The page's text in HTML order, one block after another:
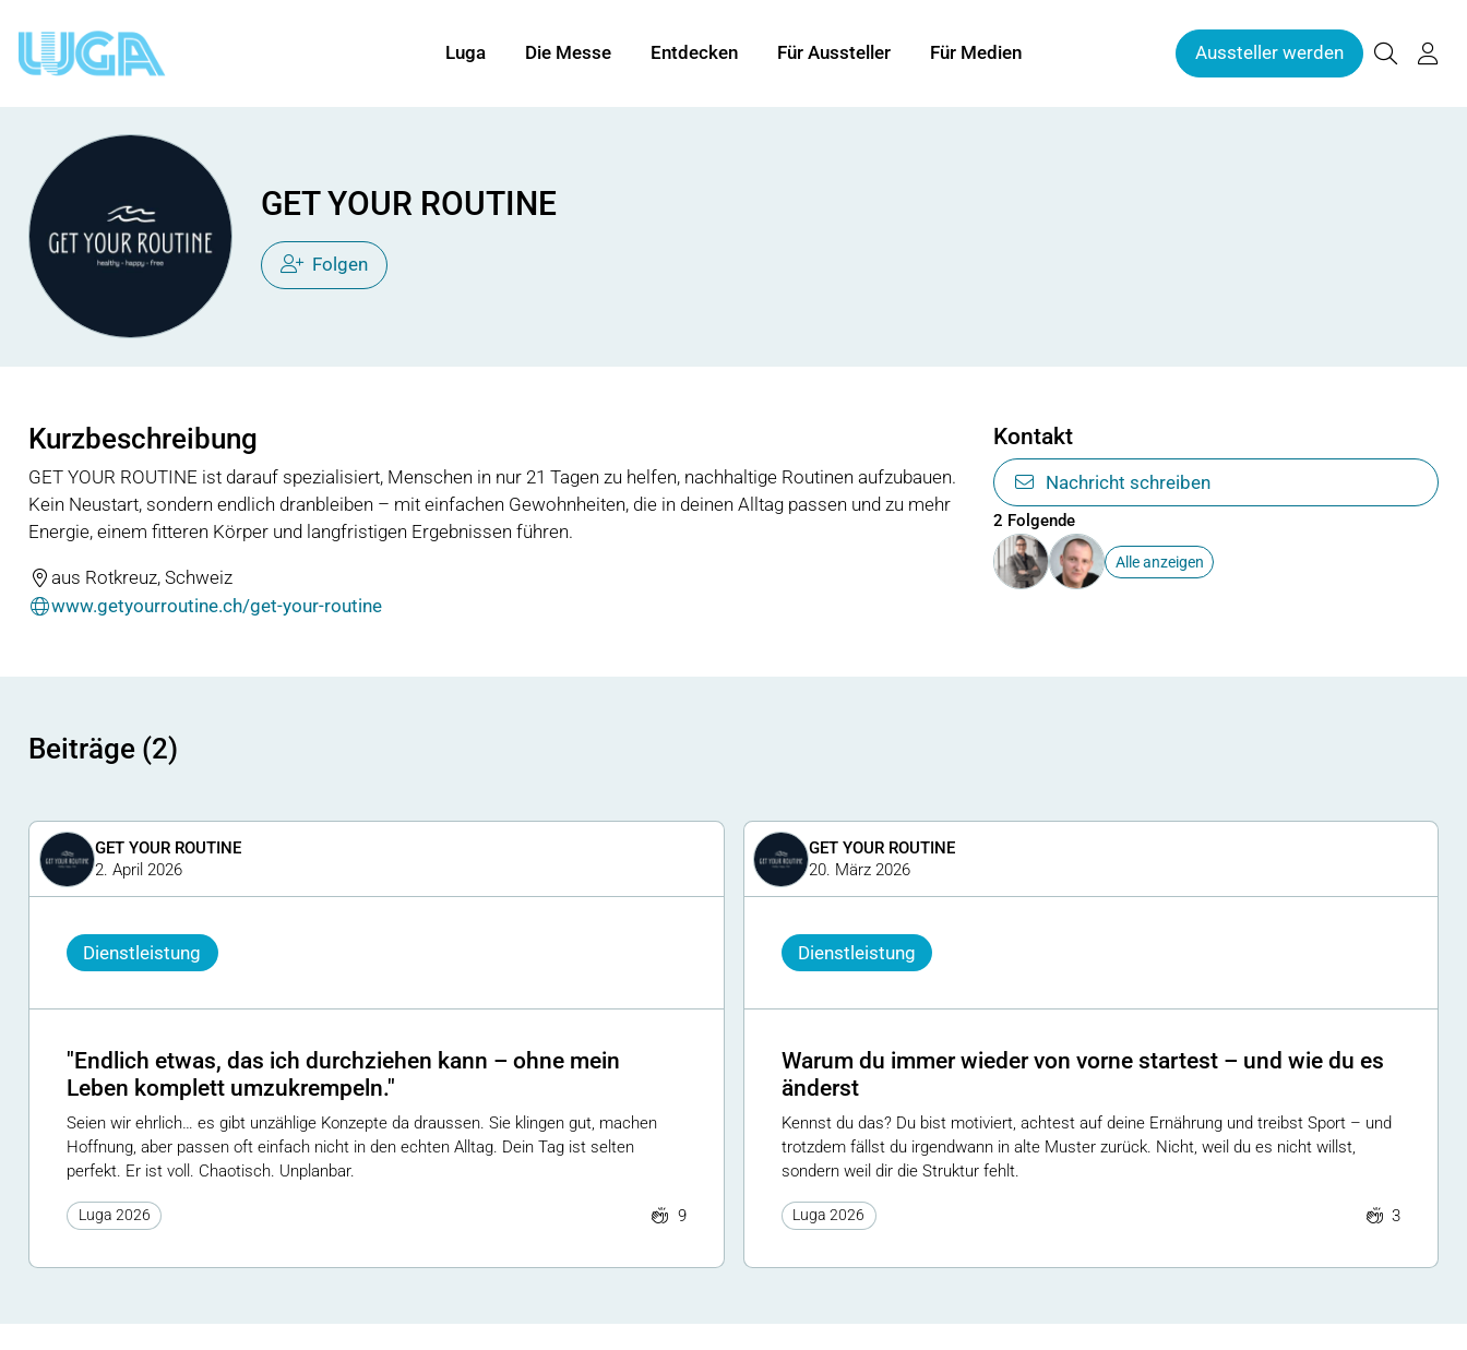
Luga Die Messe Entdecken Für Aussteller Für Medien Aussteller werden
GET YOUR ROUTINE
Folgen
Kurzbeschreibung
GET YOUR ROUTINE ist darauf spezialisiert, Menschen in nur 21 Tagen zu helfen, nachhaltige Routinen aufzubauen.
Kein Neustart, sondern endlich dranbleiben – mit einfachen Gewohnheiten, die in deinen Alltag passen und zu mehr
Energie, einem fitteren Körper und langfristigen Ergebnissen führen.
aus Rotkreuz, Schweiz
www.getyourroutine.ch/get-your-routine
Kontakt
Nachricht schreiben
2 Folgende
Alle anzeigen
Beiträge (2)
GET YOUR ROUTINE
2. April 2026
Dienstleistung
"Endlich etwas, das ich durchziehen kann – ohne mein
Leben komplett umzukrempeln."
Seien wir ehrlich… es gibt unzählige Konzepte da draussen. Sie klingen gut, machen
Hoffnung, aber passen oft einfach nicht in den echten Alltag. Dein Tag ist selten
perfekt. Er ist voll. Chaotisch. Unplanbar.
Luga 2026 9
GET YOUR ROUTINE
20. März 2026
Dienstleistung
Warum du immer wieder von vorne startest – und wie du es
änderst
Kennst du das? Du bist motiviert, achtest auf deine Ernährung und treibst Sport – und
trotzdem fällst du irgendwann in alte Muster zurück. Nicht, weil du es nicht willst,
sondern weil dir die Struktur fehlt.
Luga 2026 3